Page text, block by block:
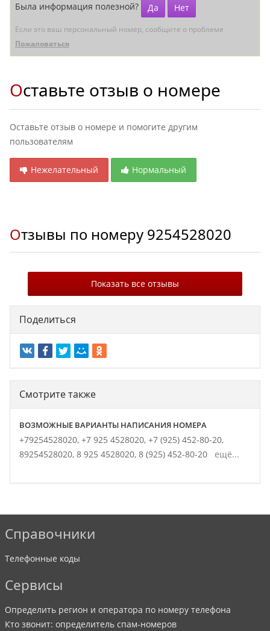
Была информация полезной?
Да Нет
Если это ваш персональный номер, сообщите о проблеме
Пожаловаться
Оставьте отзыв о номере
Оставьте отзыв о номере и помогите другим
пользователям
Нежелательный Нормальный
Отзывы по номеру 9254528020
Показать все отзывы
Поделиться
Смотрите также
ВОЗМОЖНЫЕ ВАРИАНТЫ НАПИСАНИЯ НОМЕРА
+79254528020, +7 925 4528020, +7 (925) 452-80-20,
89254528020, 8 925 4528020, 8 (925) 452-80-20 ещё...
Справочники
Телефонные коды
Сервисы
Определить регион и оператора по номеру телефона
Кто звонит: определитель спам-номеров